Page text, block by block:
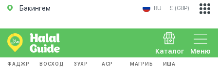
Бакингем RU £ (GBP)
Меню
Каталог
ФАДЖР ВОСХОД ЗУХР АСР МАГРИБ ИША